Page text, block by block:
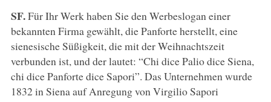
SF.Für Ihr Werk haben Sie den Werbeslogan einer
bekannten Firma gewählt, die Panforte herstellt, eine
sienesische Süßigkeit, die mit der Weihnachtszeit
verbunden ist, und der lautet: “Chi dice Palio dice Siena,
chi dice Panforte dice Sapori”. Das Unternehmen wurde
1832 in Siena auf Anregung von Virgilio Sapori